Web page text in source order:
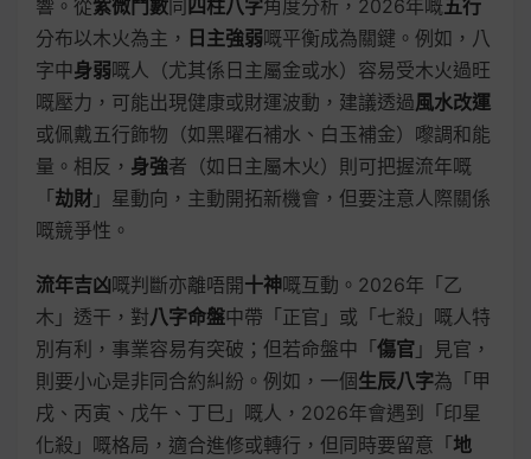
響。從紫微鬥數同 四柱八字角度分析，2026年嘅五行
分布以木火為主， 日主強弱嘅平衡成為關鍵。例如，八
字中身弱嘅人（尤其係日主屬金或水）容易受木火過旺
嘅壓力，可能出現健康或財運波動，建議透過風水改運
或佩戴五行飾物（如黑曜石補水、白玉補金）嚟調和能
量。相反， 身強者（如日主屬木火）則可把握流年嘅
「 劫財 」星動向，主動開拓新機會，但要注意人際關係
嘅競爭性。
流年吉凶嘅判斷亦離唔開十神嘅互動。2026年「乙
木」透干，對八字命盤中帶「正官」或「七殺」嘅人特
別有利，事業容易有突破；但若命盤中「 傷官 」見官，
則要小心是非同合約糾紛。例如，一個生辰八字為「甲
戌、丙寅、戊午、丁巳」嘅人，2026年會遇到「印星
化殺」嘅格局，適合進修或轉行，但同時要留意「 地